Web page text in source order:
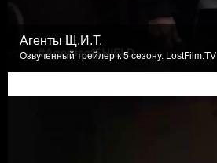
Агенты Щ.И.Т.
Озвученный трейлер к 5 сезону. LostFilm.TV